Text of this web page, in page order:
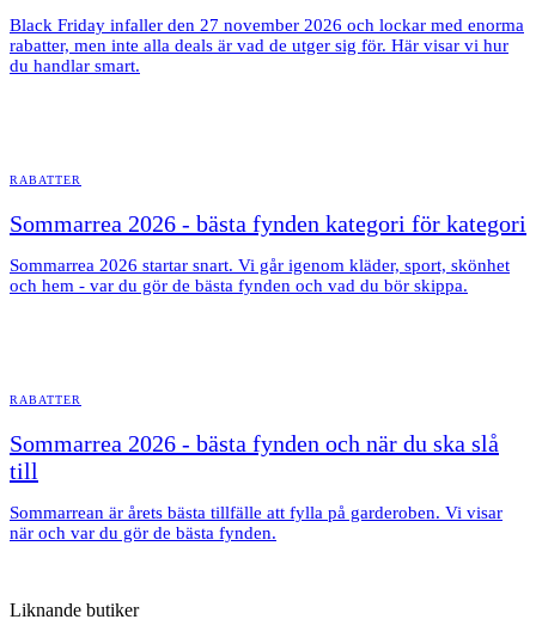
Black Friday infaller den 27 november 2026 och lockar med enorma
rabatter, men inte alla deals är vad de utger sig för. Här visar vi hur
du handlar smart.
RABATTER
Sommarrea 2026 - bästa fynden kategori för kategori
Sommarrea 2026 startar snart. Vi går igenom kläder, sport, skönhet
och hem - var du gör de bästa fynden och vad du bör skippa.
RABATTER
Sommarrea 2026 - bästa fynden och när du ska slå
till
Sommarrean är årets bästa tillfälle att fylla på garderoben. Vi visar
när och var du gör de bästa fynden.
Liknande butiker